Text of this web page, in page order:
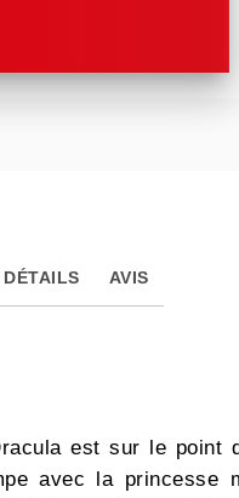
DÉTAILS AVIS
est sur le point
avec la princesse